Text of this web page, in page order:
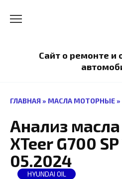
содержанию
Сайт о ремонте и
ГЛАВНАЯ » МАСЛА МОТОРНЫЕ »
Анализ
XTeer G700
05.2024
HYUNDAI OIL